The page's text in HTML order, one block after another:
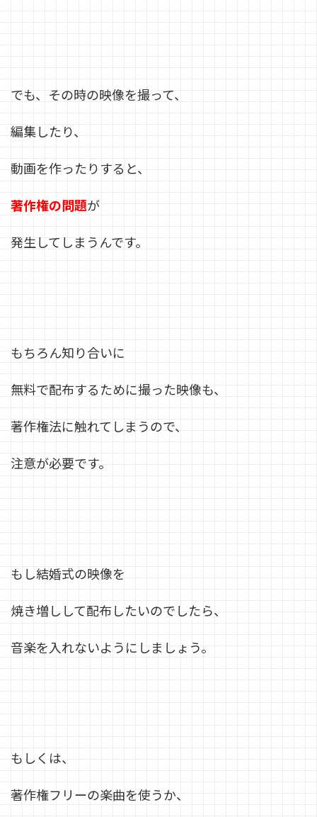
でも、その時の映像を撮って、
編集したり、
動画を作ったりすると、
著作権の問題が
発生してしまうんです。
もちろん知り合いに
無料で配布するために撮った映像も、
著作権法に触れてしまうので、
注意が必要です。
もし結婚式の映像を
焼き増しして配布したいのでしたら、
音楽を入れないようにしましょう。
もしくは、
著作権フリーの楽曲を使うか、